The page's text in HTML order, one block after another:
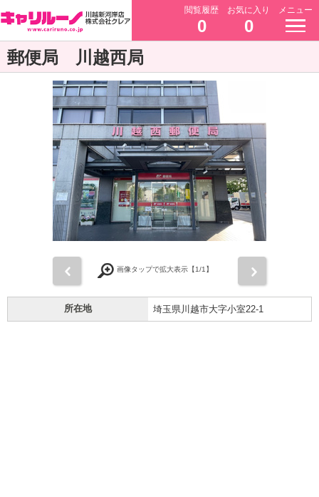
閲覧履歴
0
お気に入り
0
メニュー
郵便局 川越西局
画像タップで拡大表示【1/1】
所在地 埼玉県川越市大字小室22-1